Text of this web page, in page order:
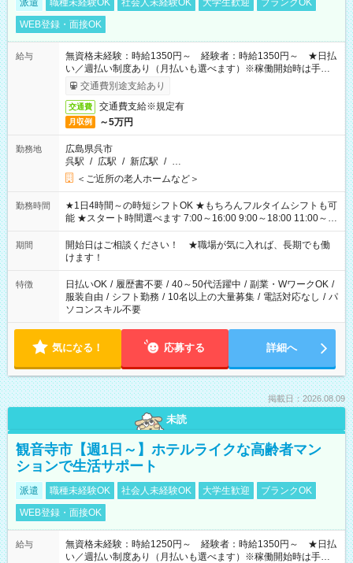
派遣 職種未経験OK 社会人未経験OK 大学生歓迎
ブランクOK
WEB登録・面接OK
給与
無資格未経験：時給1350円～ 経験者：時給1350円～ ★日払
い／週払い制度あり（月払いも選べます）※稼働開始時は手続き
完了次第のお支払いとなります。
交通費別途支給あり
交通費 交通費支給※規定有
月収例 ～5万円
勤務地
広島県呉市
呉駅 / 広駅 / 新広駅 / …
＜ご近所の老人ホームなど＞
勤務時間
★1日4時間～の時短シフトOK ★もちろんフルタイムシフトも可
能 ★スタート時間選べます 7:00～16:00 9:00～18:00 11:00～
20:00 など 残業なし！ ※Wワークの場合、他のお仕事と合わせ
週40時間超の就業はご案内できません ※法令に基づき、週20時
間以上勤務は社会保険への加入対象となります ※労働者派遣法
（日雇い派遣の原則禁止）により、短時間・短期間の就業はご
案内が難しい場合があります
期間
開始日はご相談ください！ ★職場が気に入れば、長期でも働
けます！
特徴 日払いOK / 履歴書不要 / 40～50代活躍中 / 副業・WワークOK /
服装自由 / シフト勤務 / 10名以上の大量募集 / 電話対応なし / パ
ソコンスキル不要
気になる！ 応募する 詳細へ
掲載日：2026.08.09
未読
観音寺市【週1日～】ホテルライクな高齢者マン
ションで生活サポート
派遣 職種未経験OK 社会人未経験OK 大学生歓迎
ブランクOK
WEB登録・面接OK
給与
無資格未経験：時給1250円～ 経験者：時給1350円～ ★日払
い／週払い制度あり（月払いも選べます）※稼働開始時は手続き